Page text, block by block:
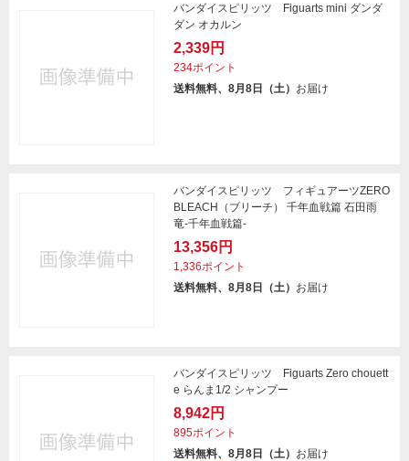
バンダイスピリッツ Figuarts mini ダンダ
ダン オカルン
2,339円
234ポイント
送料無料、8月8日（土） お届け
バンダイスピリッツ フィギュアーツZERO
BLEACH（ブリーチ） 千年血戦篇 石田雨
竜-千年血戦篇-
13,356円
1,336ポイント
送料無料、8月8日（土） お届け
バンダイスピリッツ Figuarts Zero chouett
e らんま1/2 シャンプー
8,942円
895ポイント
送料無料、8月8日（土） お届け